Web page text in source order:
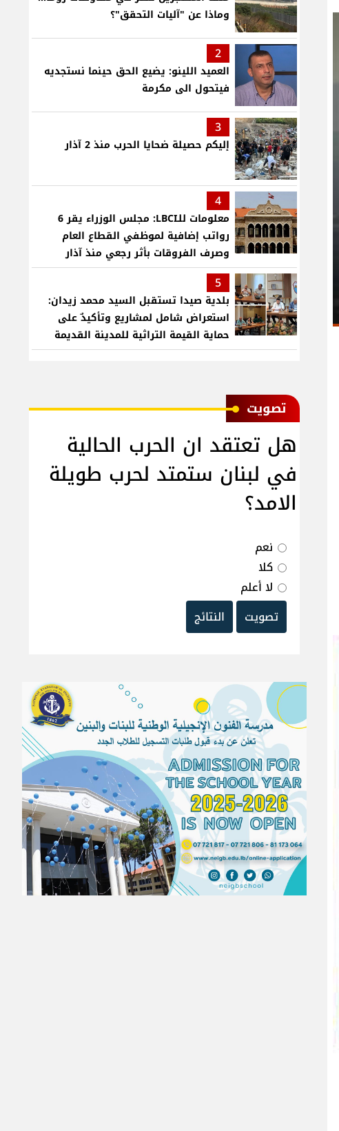
وماذا عن "آليات التحقق"؟
2
العميد اللينو: يضيع الحق حينما نستجديه
فيتحول الى مكرمة
3
إليكم حصيلة ضحايا الحرب منذ 2 آذار
4
معلومات للـLBCI: مجلس الوزراء يقر 6
رواتب إضافية لموظفي القطاع العام
وصرف الفروقات بأثر رجعي منذ آذار
5
بلدية صيدا تستقبل السيد محمد زيدان:
استعراض شامل لمشاريع وتأكيدٌ على
حماية القيمة التراثية للمدينة القديمة
ﺗﺼﻮﻳﺖ
هل تعتقد ان الحرب الحالية
في لبنان ستمتد لحرب طويلة
الامد؟
نعم
كلا
لا أعلم
تصويت
النتائج